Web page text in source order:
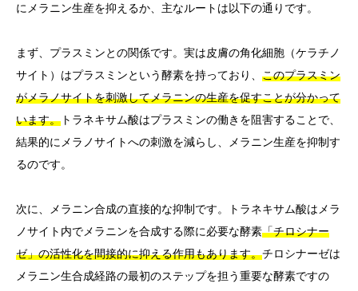
にメラニン生産を抑えるか、主なルートは以下の通りです。
まず、プラスミンとの関係です。実は皮膚の角化細胞（ケラチノ
サイト）はプラスミンという酵素を持っており、 このプラスミン
がメラノサイトを刺激してメラニンの生産を促すことが分かって
います。 トラネキサム酸はプラスミンの働きを阻害することで、
結果的にメラノサイトへの刺激を減らし、メラニン生産を抑制す
るのです。
次に、メラニン合成の直接的な抑制です。トラネキサム酸はメラ
ノサイト内でメラニンを合成する際に必要な酵素「チロシナー
ゼ」の活性化を間接的に抑える作用もあります。チロシナーゼは
メラニン生合成経路の最初のステップを担う重要な酵素ですの